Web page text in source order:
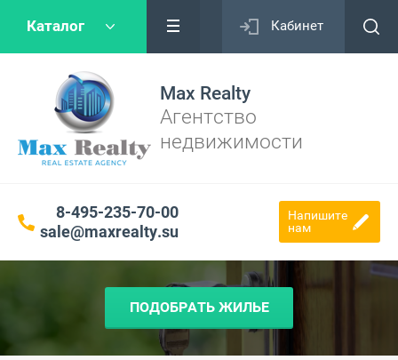
Каталог Кабинет
Max Realty
Агентство
недвижимости
8-495-235-70-00
sale@maxrealty.su
Напишите
нам
ПОДОБРАТЬ ЖИЛЬЕ